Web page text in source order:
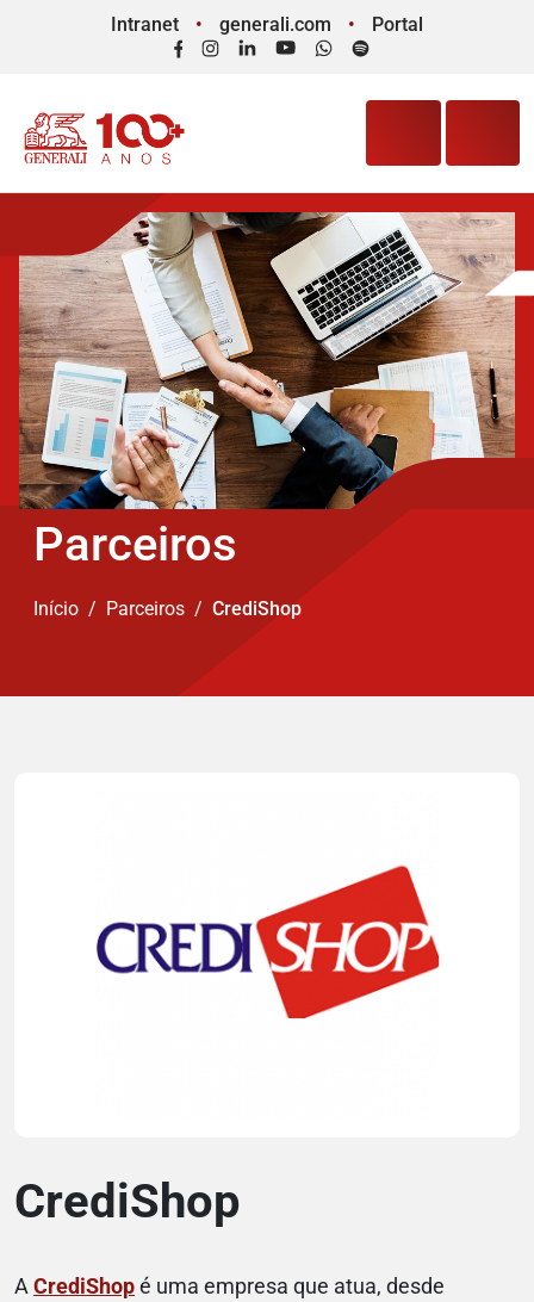
Intranet generali.com
Portal
FacebookInstagram
LinkedInYouTubeWhatsApp
Spotify
Parceiros
Início Parceiros CrediShop
CrediShop
A CrediShopé uma empresa que atua, desde